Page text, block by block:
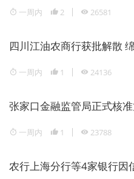
一周内 2 26581
四川江油农商行获批解散
一周内 1 24136
张家口金融监管局正式核
一周内 1 23788
农行上海分行等4家银行因